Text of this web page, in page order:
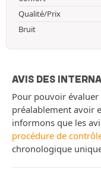
Qualité/Prix
Bruit
AVIS DES
Pour pouvoir
préalablement avoir
informons que les
procédure de
chronologique